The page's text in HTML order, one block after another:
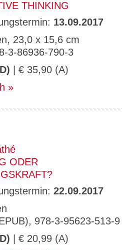
THINKING
13.09.2017
23,0 x 15,6 cm
3-86936-790-3
| € 35,90 (A)
ODER
22.09.2017
978-3-95623-513-9
| € 20,99 (A)